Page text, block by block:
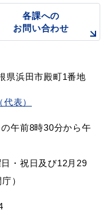
各課への
お問い合わせ
各課への
お問い合わせ
県浜田市殿町1番地
表）
午前8時30分から午
日・祝日及び12月29
）